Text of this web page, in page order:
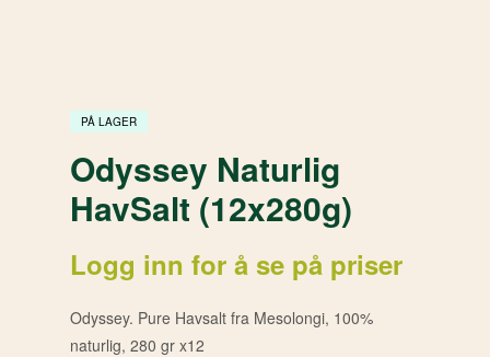
PÅ LAGER
Odyssey Naturlig
HavSalt (12x280g)
Logg inn for å se på priser
Odyssey. Pure Havsalt fra Mesolongi, 100%
naturlig, 280 gr x12